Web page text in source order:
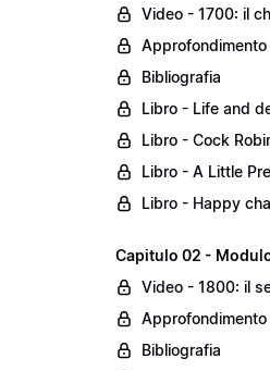
Video - 1700: il
Bibliografia
Libro - Life and
Libro - Cock
Libro - A Little
Libro - Happy
Capitulo 02 -
Video - 1800: il
Bibliografia